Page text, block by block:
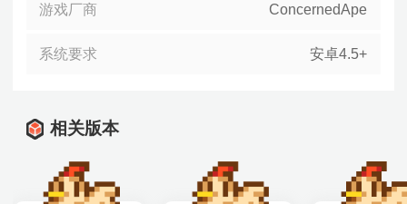
游戏厂商 ConcernedApe
系统要求 安卓4.5+
相关版本